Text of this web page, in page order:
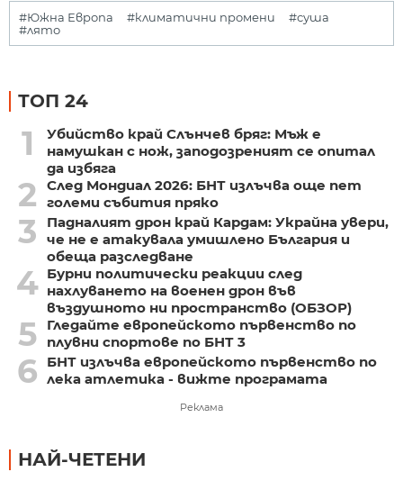
#Южна Европа #климатични промени
#суша
#лято
ТОП 24
1
Убийство край Слънчев бряг: Мъж е
намушкан с нож, заподозреният се опитал
да избяга
2
След Мондиал 2026: БНТ излъчва още пет
големи събития пряко
3
Падналият дрон край Кардам: Украйна увери,
че не е атакувала умишлено България и
обеща разследване
4 Бурни политически реакции след
нахлуването на военен дрон във
въздушното ни пространство (ОБЗОР)
5
Гледайте европейското първенство по
плувни спортове по БНТ 3
6
БНТ излъчва европейското първенство по
лека атлетика - вижте програмата
Реклама
НАЙ-ЧЕТЕНИ